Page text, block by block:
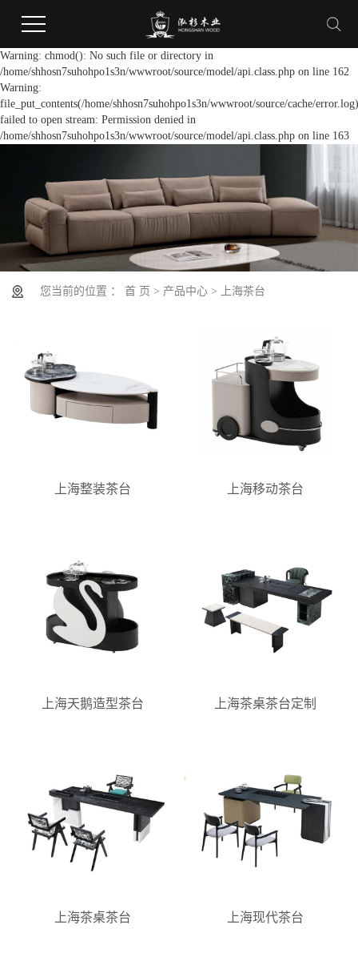
Warning: chmod(): No such file or directory in
/home/shhosn7suhohpo1s3n/wwwroot/source/model/api.class.php on line 162
Warning:
file_put_contents(/home/shhosn7suhohpo1s3n/wwwroot/source/cache/
failed to open stream: Permission denied in
/home/shhosn7suhohpo1s3n/wwwroot/source/model/api.class.php on line 163
您当前的位置 ： 首 页 > 产品中心 > 上海茶台
上海整装茶台 上海移动茶台
上海天鹅造型茶台 上海茶桌茶台定制
上海茶桌茶台 上海现代茶台